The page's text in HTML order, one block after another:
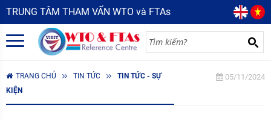
TRUNG TÂM THAM VẤN WTO và FTAs
TRANG CHỦ TIN TỨC
TIN TỨC - SỰ
KIỆN
05/11/2024